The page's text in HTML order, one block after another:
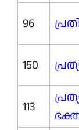
96
150
113